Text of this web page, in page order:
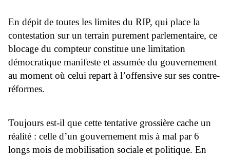
En dépit de toutes les limites du RIP, qui place la
contestation sur un terrain purement parlementaire, ce
blocage du compteur constitue une limitation
démocratique manifeste et assumée du gouvernement
au moment où celui repart à l’offensive sur ses contre-
réformes.
Toujours est-il que cette tentative grossière cache un
réalité : celle d’un gouvernement mis à mal par 6
longs mois de mobilisation sociale et politique. En